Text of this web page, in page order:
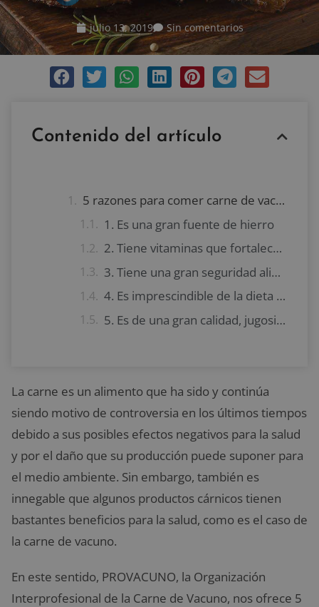
julio 13, 2019 Sin comentarios
Contenido del artículo
5 razones para comer carne de vacuno
1. Es una gran fuente de hierro
2. Tiene vitaminas que fortalecen nuestro organismo
3. Tiene una gran seguridad alimentaria
4. Es imprescindible de la dieta mediterránea
5. Es de una gran calidad, jugosidad y exquisitez
La carne es un alimento que ha sido y continúa
siendo motivo de controversia en los últimos tiempos
debido a sus posibles efectos negativos para la salud
y por el daño que su producción puede suponer para
el medio ambiente. Sin embargo, también es
innegable que algunos productos cárnicos tienen
bastantes beneficios para la salud, como es el caso de
la carne de vacuno.
En este sentido, PROVACUNO, la Organización
Interprofesional de la Carne de Vacuno, nos ofrece 5